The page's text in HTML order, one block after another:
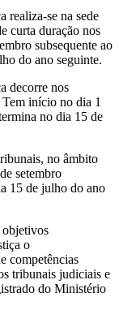
realiza-se na sede
curta duração nos
subsequente ao
do ano seguinte.
decorre nos
início no dia 1
no dia 15 de
no âmbito
setembro
15 de julho do ano
objetivos
o
competências
tribunais judiciais e
do Ministério